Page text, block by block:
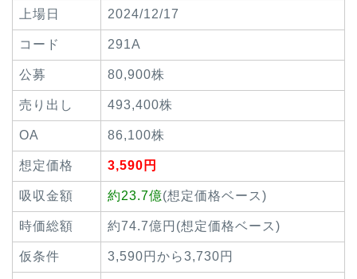
上場日 2024/12/17
コード 291A
公募 80,900株
売り出し 493,400株
OA 86,100株
想定価格 3,590円
吸収金額 約23.7億(想定価格ベース)
時価総額 約74.7億円(想定価格ベース)
仮条件 3,590円から3,730円